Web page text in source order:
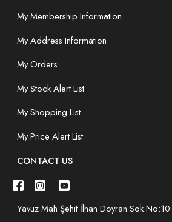
My Membership Information
My Address Information
My Orders
My Stock Alert List
My Shopping List
My Price Alert List
CONTACT US
Yavuz Mah.Şehit İlhan Doyran Sok.No:10